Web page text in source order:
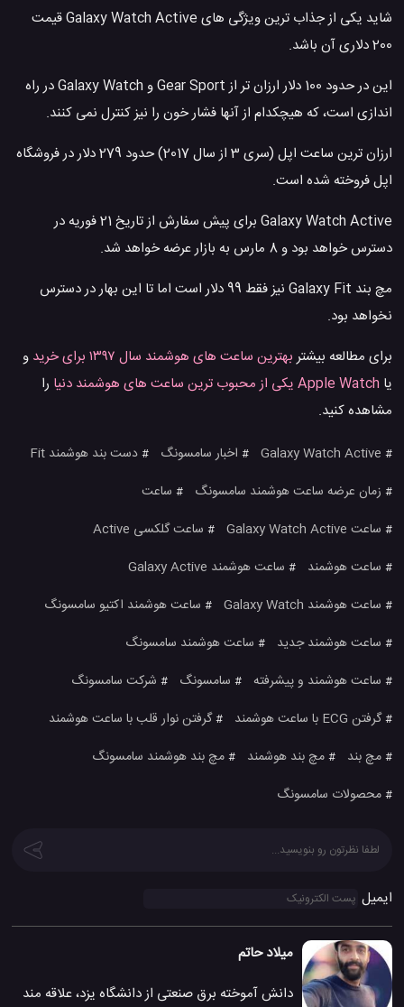
شاید یکی از جذاب ترین ویژگی های Galaxy Watch Active قیمت
200 دلاری آن باشد.
این در حدود 100 دلار ارزان تر از Gear Sport و Galaxy Watch در راه
اندازی است، که هیچکدام از آنها فشار خون را نیز کنترل نمی کنند.
ارزان ترین ساعت اپل (سری 3 از سال 2017) حدود 279 دلار در فروشگاه
اپل فروخته شده است.
Galaxy Watch Active برای پیش سفارش از تاریخ 21 فوریه در
دسترس خواهد بود و 8 مارس به بازار عرضه خواهد شد.
مچ بند Galaxy Fit نیز فقط 99 دلار است اما تا این بهار در دسترس
نخواهد بود.
برای مطالعه بیشتربهترین ساعت های هوشمند سال ۱۳۹۷ برای خرید
و
یا
را
مشاهده کنید.
#
Galaxy Watch Active
# اخبار سامسونگ # دست بند هوشمند Fit
# زمان عرضه ساعت هوشمند سامسونگ # ساعت
# ساعت Galaxy Watch Active # ساعت گلکسی Active
# ساعت هوشمند # ساعت هوشمند Galaxy Active
# ساعت هوشمند Galaxy Watch # ساعت هوشمند اکتیو سامسونگ
# ساعت هوشمند جدید # ساعت هوشمند سامسونگ
# ساعت هوشمند و پیشرفته # سامسونگ # شرکت سامسونگ
# گرفتن ECG با ساعت هوشمند # گرفتن نوار قلب با ساعت هوشمند
# مچ بند # مچ بند هوشمند # مچ بند هوشمند سامسونگ
# محصولات سامسونگ
ایمیل
میلاد حاتم
دانش آموخته برق صنعتی از دانشگاه یزد، علاقه مند